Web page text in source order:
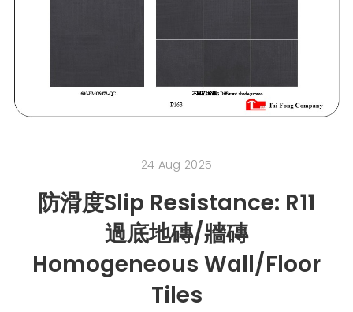
24 Aug 2025
防滑度Slip Resistance: R11
過底地磚/牆磚
Homogeneous Wall/Floor
Tiles